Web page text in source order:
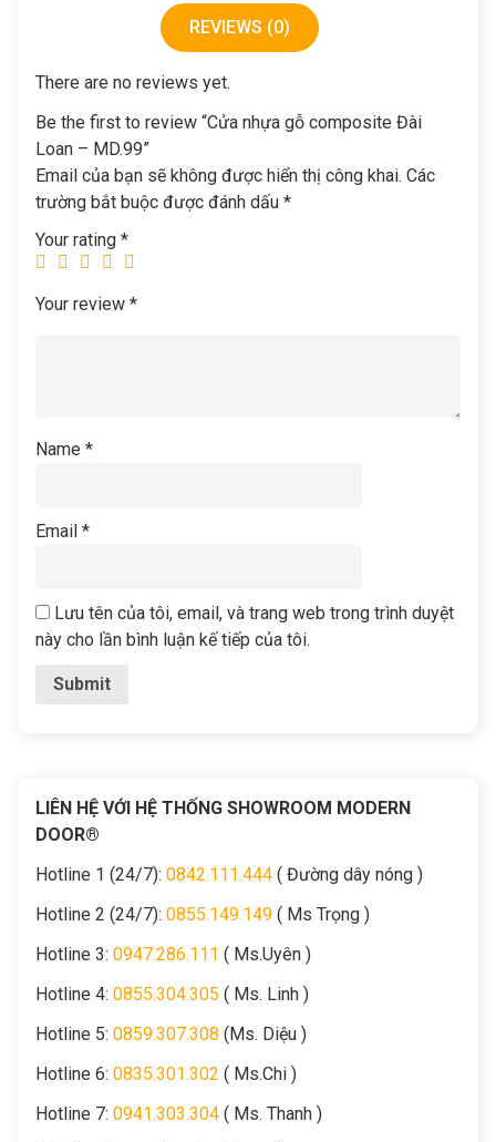
REVIEWS (0)
There are no reviews yet.
Be the first to review “Cửa nhựa gỗ composite Đài
Loan – MD.99”
Email của bạn sẽ không được hiển thị công khai. Các
trường bắt buộc được đánh dấu *
Your rating *
Your review *
Name *
Email *
Lưu tên của tôi, email, và trang web trong trình duyệt
này cho lần bình luận kế tiếp của tôi.
LIÊN HỆ VỚI HỆ THỐNG SHOWROOM MODERN
DOOR®
Hotline 1 (24/7): 0842.111.444 ( Đường dây nóng )
Hotline 2 (24/7): 0855.149.149 ( Ms Trọng )
Hotline 3: 0947.286.111 ( Ms.Uyên )
Hotline 4: 0855.304.305 ( Ms. Linh )
Hotline 5: 0859.307.308 (Ms. Diệu )
Hotline 6: 0835.301.302 ( Ms.Chi )
Hotline 7: 0941.303.304 ( Ms. Thanh )